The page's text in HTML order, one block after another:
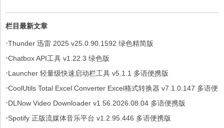
栏目最新文章
·Thunder 迅雷 2025 v25.0.90.1592 绿色精简版
·Chatbox API工具 v1.22.3 绿色版
·Launcher 轻量级快速启动栏工具 v5.1.1 多语便携版
·CoolUtils Total Excel Converter Excel格式转换器 v7.1.0.147 多语便
携版
·DLNow Video Downloader v1.56.2026.08.04 多语便携版
·Spotify 正版流媒体音乐平台 v1.2.95.446 多语便携版